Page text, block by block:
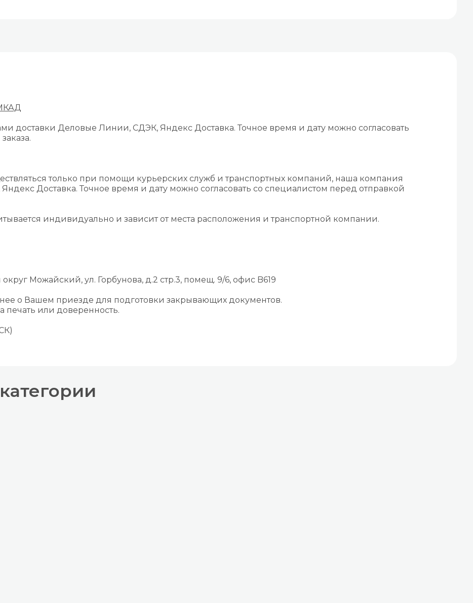
доставки Деловые Линии, СДЭК, Яндекс Доставка. Точное время и дату можно согласовать
только при помощи курьерских служб и транспортных компаний, наша компания
Доставка. Точное время и дату можно согласовать со специалистом перед отправкой
индивидуально и зависит от места расположения и транспортной компании.
Можайский, ул. Горбунова, д.2 стр.3, помещ. 9/6, офис B619
о Вашем приезде для подготовки закрывающих документов.
или доверенность.